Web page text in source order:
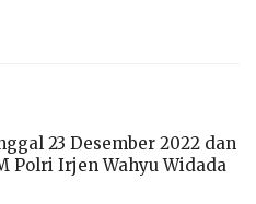
23 Desember 2022 dan
Polri Irjen Wahyu Widada